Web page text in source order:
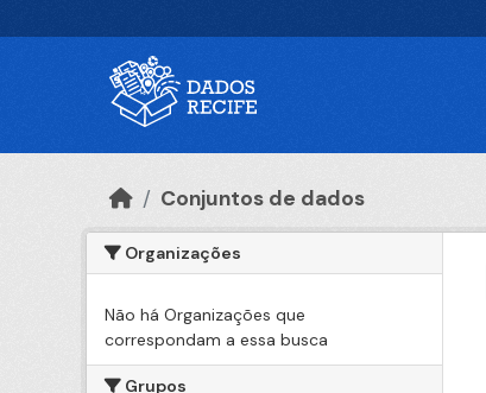
Conjuntos de dados
Organizações
Não há Organizações que
correspondam a essa busca
Grupos